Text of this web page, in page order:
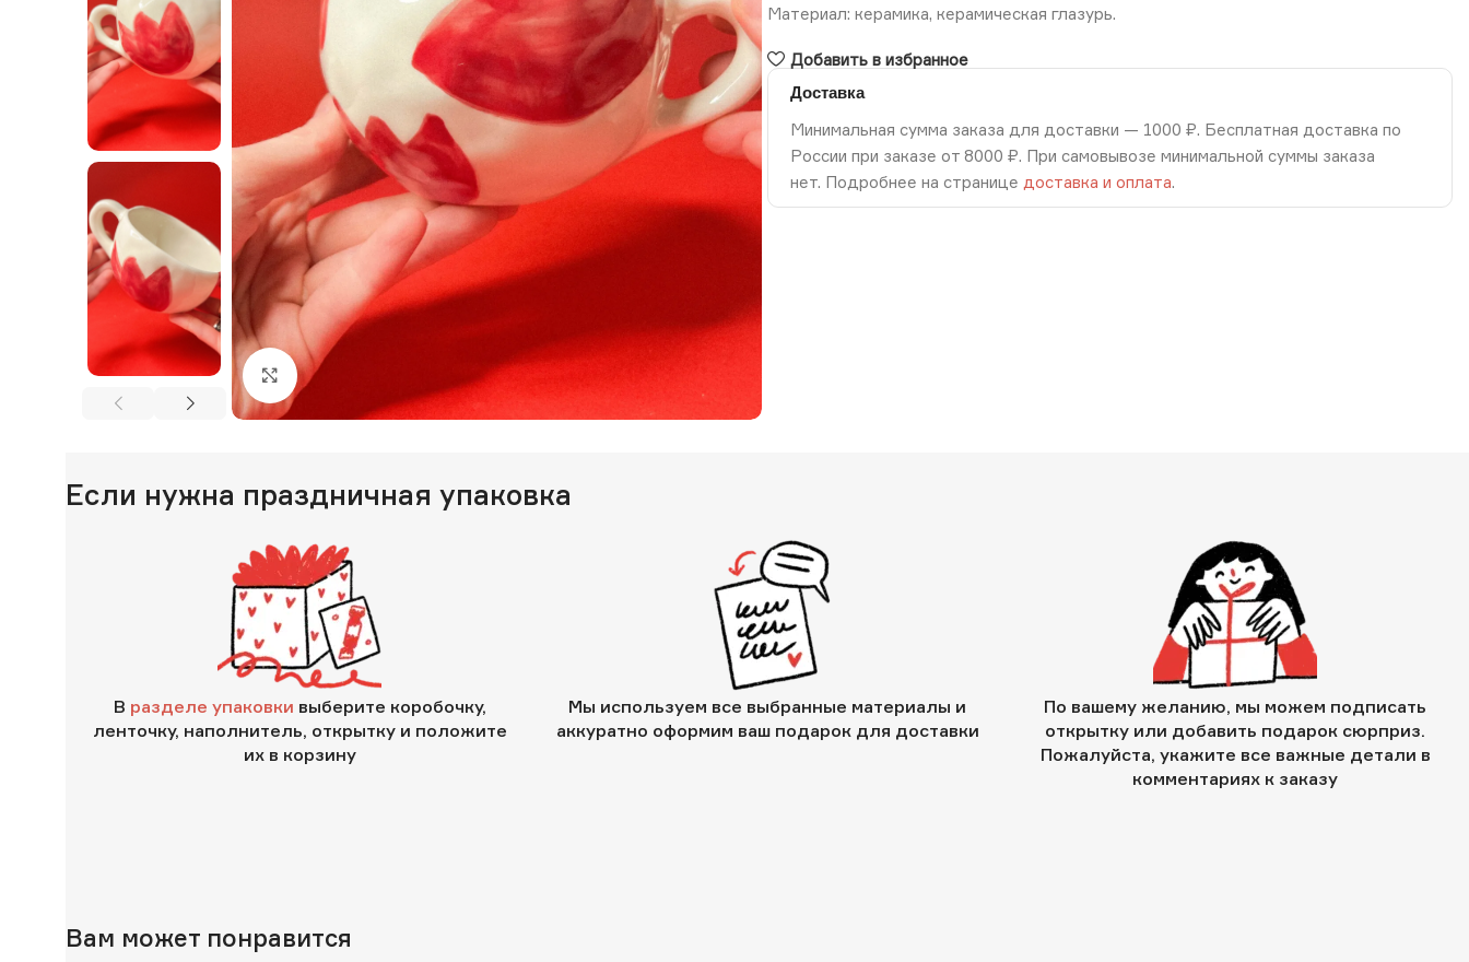
Нажмите, чтобы увеличить изображение
Материал: керамика, керамическая глазурь.
Добавить в избранное
Доставка
Минимальная сумма заказа для доставки — 1000 ₽. Бесплатная доставка по
России при заказе от 8000 ₽. При самовывозе минимальной суммы заказа
нет. Подробнее на странице доставка и оплата.
Если нужна праздничная упаковка
В разделе упаковки выберите коробочку,
ленточку, наполнитель, открытку и положите
их в корзину
Мы используем все выбранные материалы и
аккуратно оформим ваш подарок для доставки
По вашему желанию, мы можем подписать
открытку или добавить подарок сюрприз.
Пожалуйста, укажите все важные детали в
комментариях к заказу
Вам может понравится